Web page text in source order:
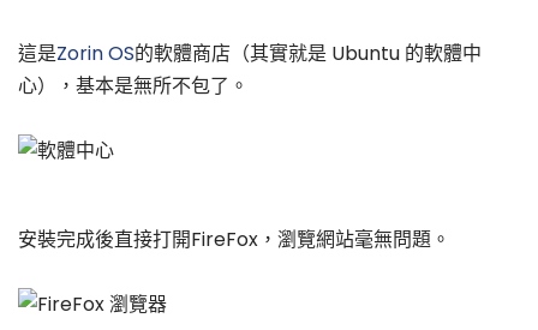
這是Zorin OS的軟體商店（其實就是 Ubuntu 的軟體中
心），基本是無所不包了。
安裝完成後直接打開FireFox，瀏覽網站毫無問題。